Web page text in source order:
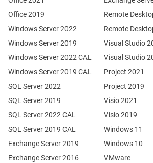
Office 2019
Windows Server 2022
Windows Server 2019
Exchange Server 2019
Exchange Server 2016
SQL Server 2022
SQL Server 2019
Windows Server 2022 CAL
Windows Server 2019 CAL
SQL Server 2022 CAL
SQL Server 2019 CAL
Remote
Remote
Visual Studio
Visual Studio
Project 2021
Project 2019
Visio 2021
Visio 2019
Windows 11
Windows 10
VMware